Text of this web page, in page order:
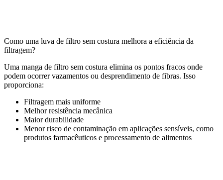
Como uma luva de filtro sem costura melhora a eficiência da
filtragem?
Uma manga de filtro sem costura elimina os pontos fracos onde
podem ocorrer vazamentos ou desprendimento de fibras. Isso
proporciona:
Filtragem mais uniforme
Melhor resistência mecânica
Maior durabilidade
Menor risco de contaminação em aplicações sensíveis, como
produtos farmacêuticos e processamento de alimentos